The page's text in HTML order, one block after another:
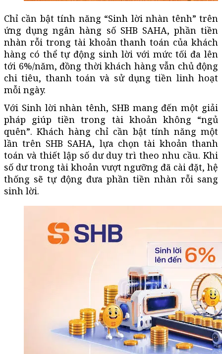
Chỉ cần bật tính năng “Sinh lời nhàn tênh” trên
ứng dụng ngân hàng số SHB SAHA, phần tiền
nhàn rỗi trong tài khoản thanh toán của khách
hàng có thể tự động sinh lời với mức tối đa lên
tới 6%/năm, đồng thời khách hàng vẫn chủ động
chi tiêu, thanh toán và sử dụng tiền linh hoạt
mỗi ngày.
Với Sinh lời nhàn tênh, SHB mang đến một giải
pháp giúp tiền trong tài khoản không “ngủ
quên”. Khách hàng chỉ cần bật tính năng một
lần trên SHB SAHA, lựa chọn tài khoản thanh
toán và thiết lập số dư duy trì theo nhu cầu. Khi
số dư trong tài khoản vượt ngưỡng đã cài đặt, hệ
thống sẽ tự động đưa phần tiền nhàn rỗi sang
sinh lời.